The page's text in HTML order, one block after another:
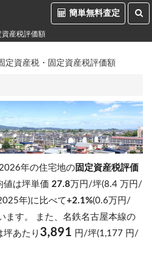
簡単無料査定
産税評価額
定資産税・固定資産税評価額
年の住宅地の 固定資産税評価
値は坪単価 27.8万円/坪(8.4 万円/
年)に比べて+2.1%(0.6万円/
ます。
また、名鉄名古屋本線の
坪あたり 3,891 円/坪(1,177 円/